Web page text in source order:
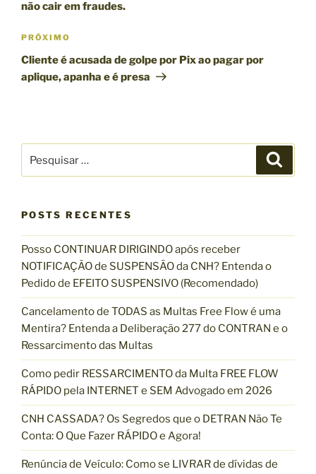
g
a
ç
P
s
t
a
n
não cair em fraudes.
P
r
ó
o
o
t
PRÓXIMO
Cliente é acusada de golpe por Pix ao pagar por
aplique, apanha e é presa
u
i
s
a
r
p
o
r
s
r
POSTS RECENTES
Posso CONTINUAR DIRIGINDO após receber
NOTIFICAÇÃO de SUSPENSÃO da CNH? Entenda o
Pedido de EFEITO SUSPENSIVO (Recomendado)
Cancelamento de TODAS as Multas Free Flow é uma
Mentira? Entenda a Deliberação 277 do CONTRAN e o
Ressarcimento das Multas
Como pedir RESSARCIMENTO da Multa FREE FLOW
RÁPIDO pela INTERNET e SEM Advogado em 2026
CNH CASSADA? Os Segredos que o DETRAN Não Te
Conta: O Que Fazer RÁPIDO e Agora!
Renúncia de Veículo: Como se LIVRAR de dívidas de